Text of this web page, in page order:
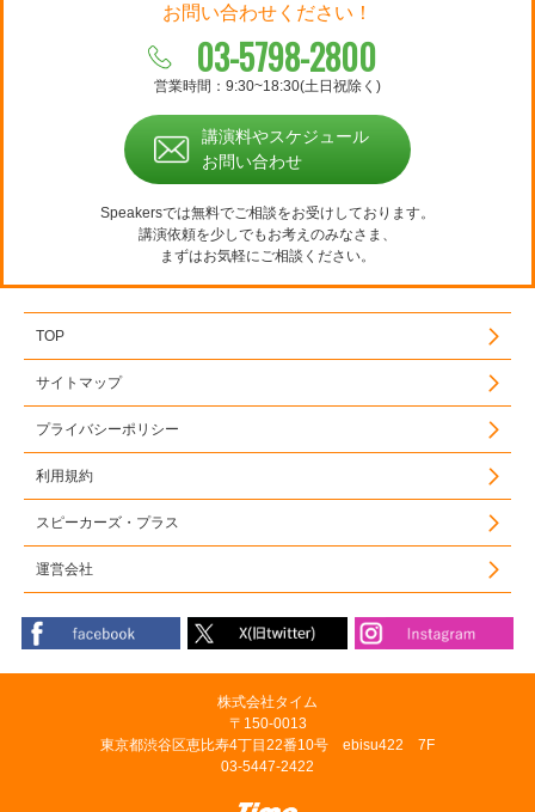
お問い合わせください！
03-5798-2800
営業時間：9:30~18:30(土日祝除く)
講演料やスケジュール
お問い合わせ
Speakersでは無料でご相談をお受けしております。
講演依頼を少しでもお考えのみなさま、
まずはお気軽にご相談ください。
TOP
サイトマップ
プライバシーポリシー
利用規約
スピーカーズ・プラス
運営会社
株式会社タイム
〒150-0013
東京都渋谷区恵比寿4丁目22番10号 ebisu422 7F
03-5447-2422